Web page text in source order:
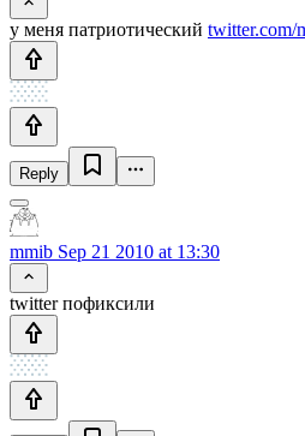
у меня патриотический twitter.com/
Reply
mmib Sep 21 2010 at 13:30
twitter пофиксили